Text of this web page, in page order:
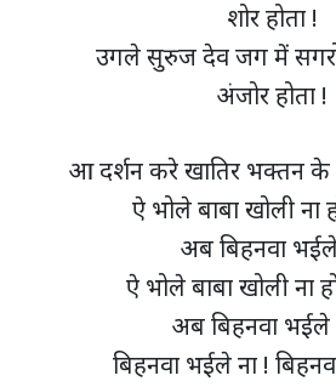
शोर होता !
उगले सुरुज देव जग में
अंजोर होता !
आ दर्शन करे खातिर भक्तन के
ऐ भोले बाबा खोली ना
अब बिहनवा
ऐ भोले बाबा खोली ना
अब बिहनवा भईले
बिहनवा भईले ना !